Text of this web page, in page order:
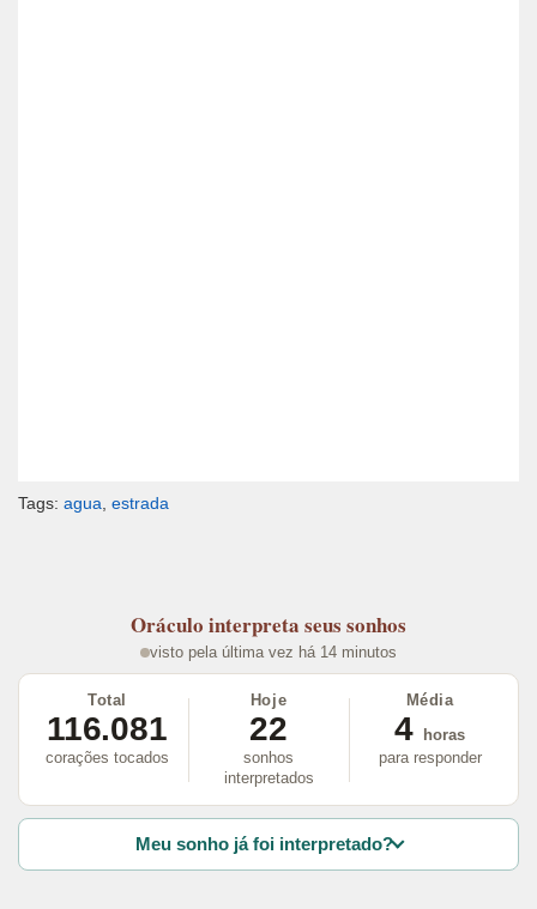
Tags: agua estrada
Oráculo interpreta seus sonhos
visto pela última vez há 14 minutos
Total
116.081
corações tocados
Hoje
22
sonhos
interpretados
Média
4
horas
para responder
Meu sonho já foi interpretado?